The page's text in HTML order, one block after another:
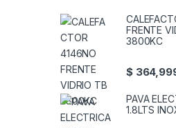
FRENTE
3800KC
$
PAVA
1.8LTS